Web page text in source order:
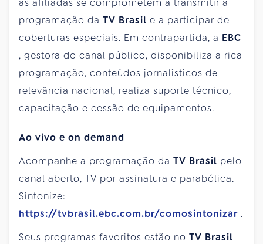
programação da TV Brasil e a participar de
coberturas especiais. Em contrapartida, a EBC
, gestora do canal público, disponibiliza a rica
programação, conteúdos jornalísticos de
relevância nacional, realiza suporte técnico,
capacitação e cessão de equipamentos.
Ao vivo e on demand
Acompanhe a programação da TV Brasil pelo
canal aberto, TV por assinatura e parabólica.
Sintonize:
https://tvbrasil.ebc.com.br/comosintonizar .
Seus programas favoritos estão no TV Brasil